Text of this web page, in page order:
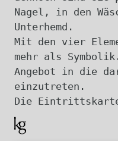
Nagel, in den
Unterhemd.
Mit den vier
mehr als
Angebot in die
einzutreten.
Die